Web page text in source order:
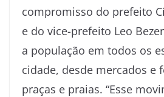
compromisso do prefeito
e do vice-prefeito Leo
a população em todos os
cidade, desde mercados e
praças e praias. “Esse